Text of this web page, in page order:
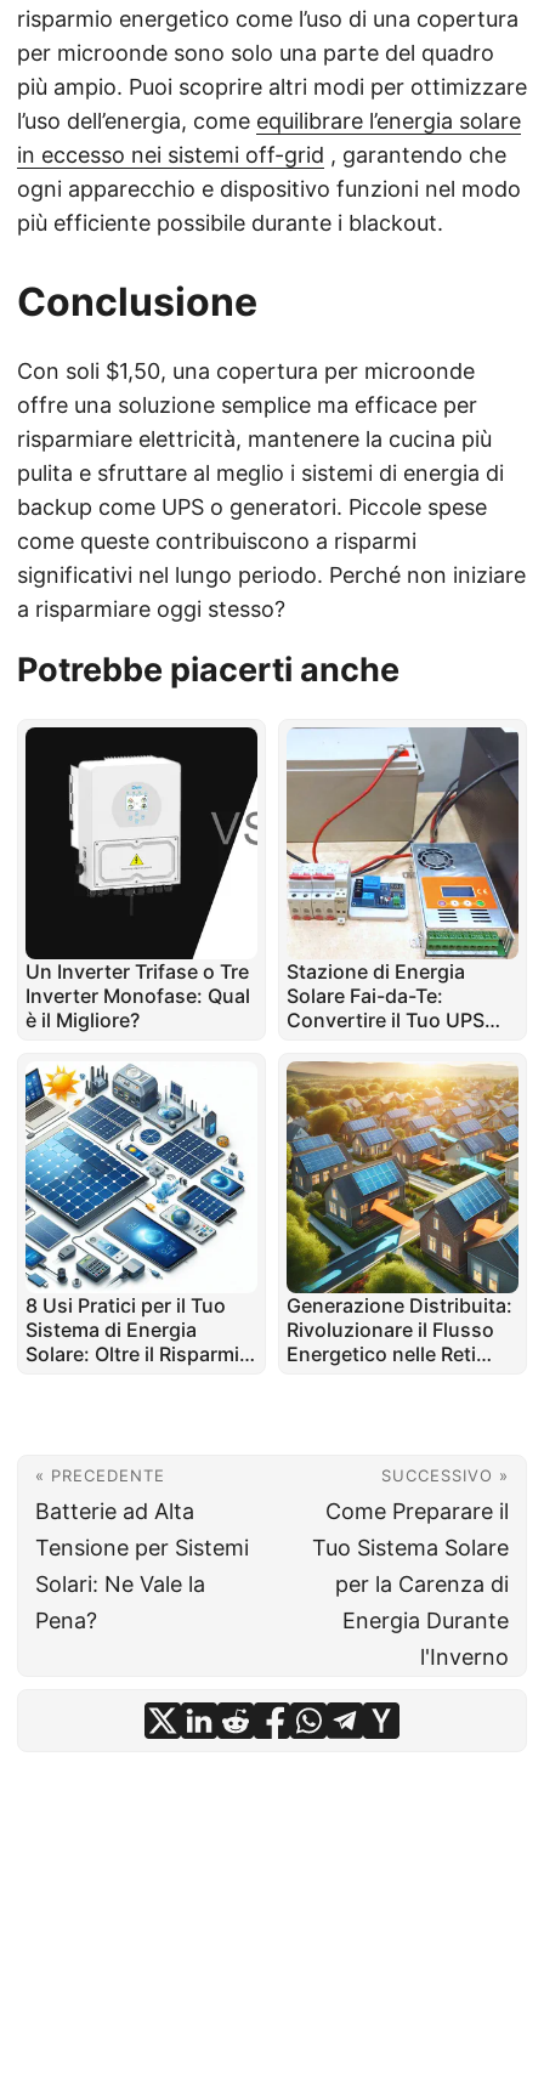
risparmio energetico come l’uso di una copertura
per microonde sono solo una parte del quadro
più ampio. Puoi scoprire altri modi per ottimizzare
l’uso dell’energia, come equilibrare l’energia solare
in eccesso nei sistemi off-grid , garantendo che
ogni apparecchio e dispositivo funzioni nel modo
più efficiente possibile durante i blackout.
Conclusione
Con soli $1,50, una copertura per microonde
offre una soluzione semplice ma efficace per
risparmiare elettricità, mantenere la cucina più
pulita e sfruttare al meglio i sistemi di energia di
backup come UPS o generatori. Piccole spese
come queste contribuiscono a risparmi
significativi nel lungo periodo. Perché non iniziare
a risparmiare oggi stesso?
Potrebbe piacerti anche
Un Inverter Trifase o Tre
Inverter Monofase: Qual
è il Migliore?
Stazione di Energia
Solare Fai-da-Te:
Convertire il Tuo UPS
8 Usi Pratici per il Tuo
Sistema di Energia
Solare: Oltre il Risparmio
Generazione Distribuita:
Rivoluzionare il Flusso
Energetico nelle Reti
« PRECEDENTE
Batterie ad Alta
Tensione per Sistemi
Solari: Ne Vale la
Pena?
SUCCESSIVO »
Come Preparare il
Tuo Sistema Solare
per la Carenza di
Energia Durante
l'Inverno